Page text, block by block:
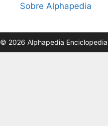
Sobre Alphapedia